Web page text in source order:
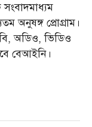
সংবাদমাধ্যম
অনুষঙ্গ প্রোগ্রাম।
অডিও, ভিডিও
বেআইনি।